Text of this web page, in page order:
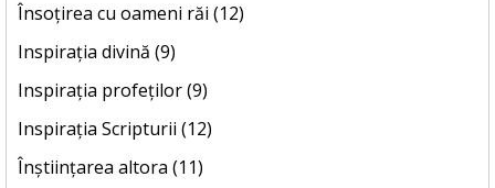
Însoțirea cu oameni răi (12)
Inspirația divină (9)
Inspirația profeților (9)
Inspirația Scripturii (12)
Înștiințarea altora (11)